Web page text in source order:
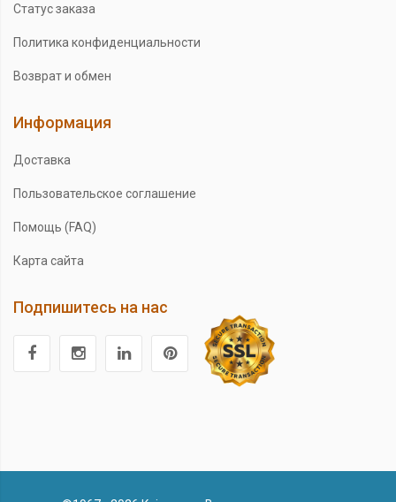
Статус заказа
Политика конфиденциальности
Возврат и обмен
Информация
Доставка
Пользовательское соглашение
Помощь (FAQ)
Карта сайта
Подпишитесь на нас